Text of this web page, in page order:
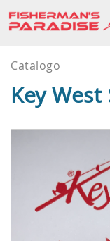
Catalogo
Key